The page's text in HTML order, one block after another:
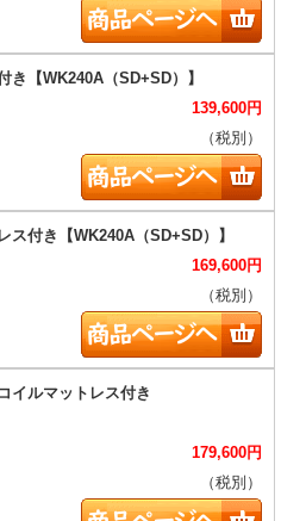
139,600円
（税別）
169,600円
（税別）
179,600円
（税別）